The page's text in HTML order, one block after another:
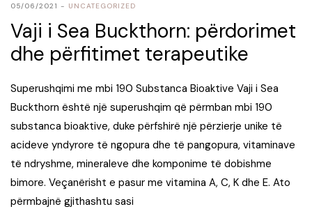
05/06/2021 UNCATEGORIZED
Vaji i Sea Buckthorn: përdorimet
dhe përfitimet terapeutike
Superushqimi me mbi 190 Substanca Bioaktive Vaji i Sea
Buckthorn është një superushqim që përmban mbi 190
substanca bioaktive, duke përfshirë një përzierje unike të
acideve yndyrore të ngopura dhe të pangopura, vitaminave
të ndryshme, mineraleve dhe komponime të dobishme
bimore. Veçanërisht e pasur me vitamina A, C, K dhe E. Ato
përmbajnë gjithashtu sasi